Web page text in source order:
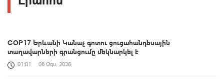
COP17 Երևանի Կանաչ գոտու ցուցահանդեսային
տաղավարների գրանցումը մեկնարկել է
01:01 08 Օգս, 2026